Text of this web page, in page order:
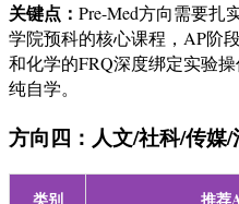
关键点： Pre-Med方向需要扎
学院预科的核心课程，AP阶
和化学的FRQ深度绑定实验
纯自学。
方向四：人文/社科/传媒/
类别 推荐